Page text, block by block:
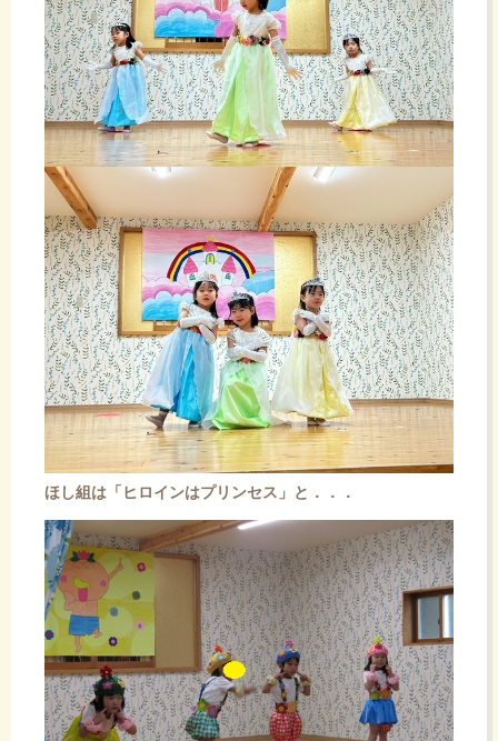
ほし組は「ヒロインはプリンセス」と．．．